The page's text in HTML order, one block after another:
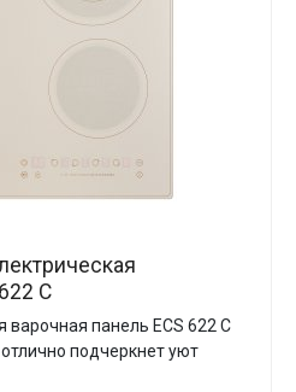
C
варочная панель ECS 622 C
подчеркнет уют